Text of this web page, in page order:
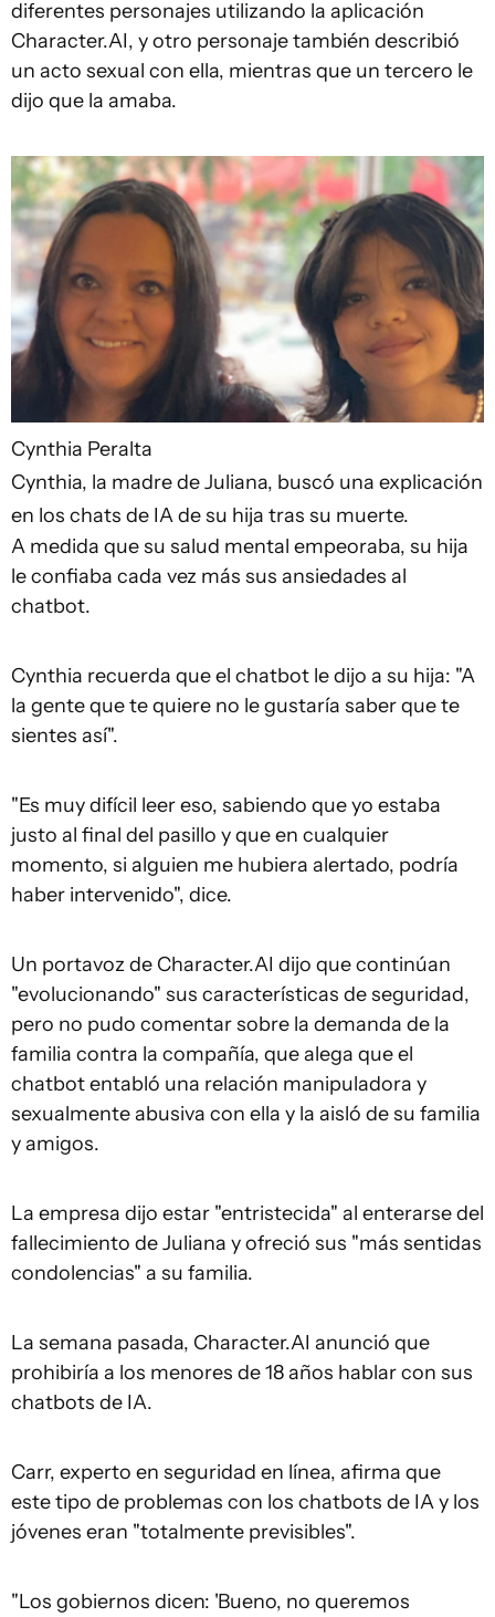
diferentes personajes utilizando la aplicación
Character.AI, y otro personaje también describió
un acto sexual con ella, mientras que un tercero le
dijo que la amaba.
Cynthia Peralta
Cynthia, la madre de Juliana, buscó una explicación
en los chats de IA de su hija tras su muerte.
A medida que su salud mental empeoraba, su hija
le confiaba cada vez más sus ansiedades al
chatbot.
Cynthia recuerda que el chatbot le dijo a su hija: "A
la gente que te quiere no le gustaría saber que te
sientes así".
"Es muy difícil leer eso, sabiendo que yo estaba
justo al final del pasillo y que en cualquier
momento, si alguien me hubiera alertado, podría
haber intervenido", dice.
Un portavoz de Character.AI dijo que continúan
"evolucionando" sus características de seguridad,
pero no pudo comentar sobre la demanda de la
familia contra la compañía, que alega que el
chatbot entabló una relación manipuladora y
sexualmente abusiva con ella y la aisló de su familia
y amigos.
La empresa dijo estar "entristecida" al enterarse del
fallecimiento de Juliana y ofreció sus "más sentidas
condolencias" a su familia.
La semana pasada, Character.AI anunció que
prohibiría a los menores de 18 años hablar con sus
chatbots de IA.
Carr, experto en seguridad en línea, afirma que
este tipo de problemas con los chatbots de IA y los
jóvenes eran "totalmente previsibles".
"Los gobiernos dicen: 'Bueno, no queremos